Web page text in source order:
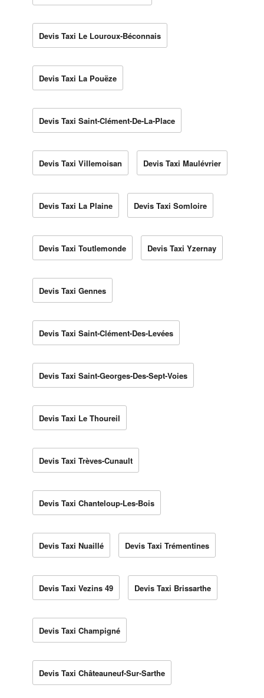
Devis Taxi Le Louroux-Béconnais
Devis Taxi La Pouëze
Devis Taxi Saint-Clément-De-La-Place
Devis Taxi Villemoisan Devis Taxi Maulévrier
Devis Taxi La Plaine Devis Taxi Somloire
Devis Taxi Toutlemonde Devis Taxi Yzernay
Devis Taxi Gennes
Devis Taxi Saint-Clément-Des-Levées
Devis Taxi Saint-Georges-Des-Sept-Voies
Devis Taxi Le Thoureil
Devis Taxi Trèves-Cunault
Devis Taxi Chanteloup-Les-Bois
Devis Taxi Nuaillé Devis Taxi Trémentines
Devis Taxi Vezins 49 Devis Taxi Brissarthe
Devis Taxi Champigné
Devis Taxi Châteauneuf-Sur-Sarthe